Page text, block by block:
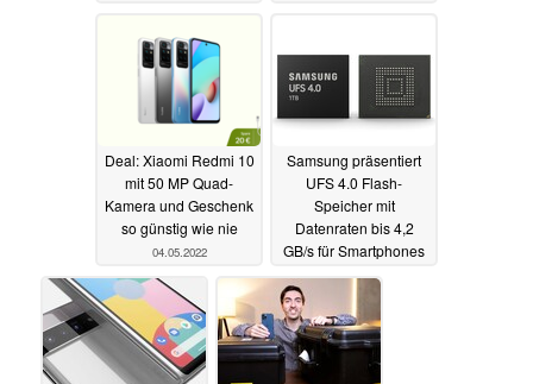
Deal: Xiaomi Redmi 10
mit 50 MP Quad-
Kamera und Geschenk
so günstig wie nie
04.05.2022
Samsung präsentiert
UFS 4.0 Flash-
Speicher mit
Datenraten bis 4,2
GB/s für Smartphones
03.05.2022